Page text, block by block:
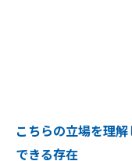
こちらの立場を理
できる存在